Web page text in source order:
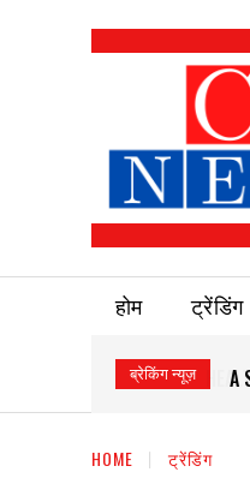
होम ट्रेंडिंग
ब्रेकिंग न्यूज़ A
HOME ट्रेंडिंग